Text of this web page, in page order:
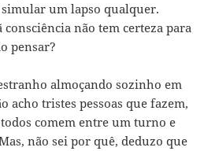
simular um lapso qualquer.
não tem certeza para
pensar?
almoçando sozinho em
acho tristes pessoas que fazem,
comem entre um turno e
não sei por quê, deduzo que